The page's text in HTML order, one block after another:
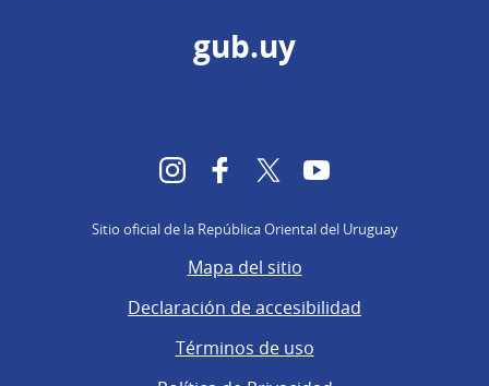
gub.uy
InstagramFacebookTwitterYouTube
Sitio oficial de la República Oriental del Uruguay
Mapa del sitio
Declaración de accesibilidad
Términos de uso